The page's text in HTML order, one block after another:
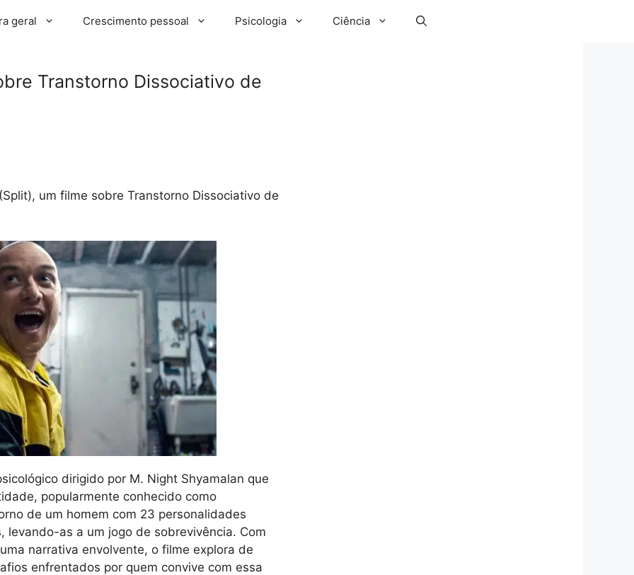
geral Crescimento pessoal Psicologia Ciência
Transtorno Dissociativo de
um filme sobre Transtorno Dissociativo de
dirigido por M. Night Shyamalan que
popularmente conhecido como
de um homem com 23 personalidades
as a um jogo de sobrevivência. Com
narrativa envolvente, o filme explora de
enfrentados por quem convive com essa